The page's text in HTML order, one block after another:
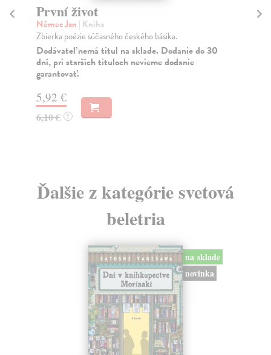
První život
Němec Jan| Kniha
Zbierka poézie súčasného českého básika.
Dodávateľ nemá titul na sklade. Dodanie do 30
dní, pri starších tituloch nevieme dodanie
garantovať.
Ďalšie z kategórie svetová
beletria
na sklade
novinka